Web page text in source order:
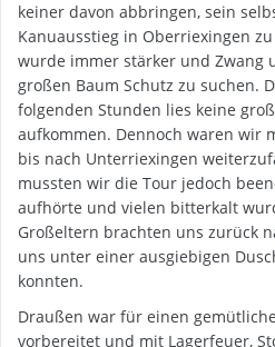
keiner davon abbringen, sein
Kanuausstieg in Oberriexingen
wurde immer stärker und Zwang
großen Baum Schutz zu suchen.
folgenden Stunden lies keine
aufkommen. Dennoch waren wir
bis nach Unterriexingen
mussten wir die Tour jedoch
aufhörte und vielen bitterkalt
Großeltern brachten uns zurück
uns unter einer ausgiebigen
konnten.
Draußen war für einen
vorbereitet und mit Lagerfeuer,